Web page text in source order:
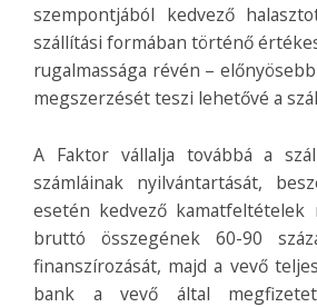
szempontjából kedvező
szállítási formában történő
rugalmassága révén –
megszerzését teszi lehetővé a
A Faktor vállalja továbbá a
számláinak nyilvántartását,
esetén kedvező kamatfeltételek
bruttó összegének 60-90
finanszírozását, majd a vevő
bank a vevő által